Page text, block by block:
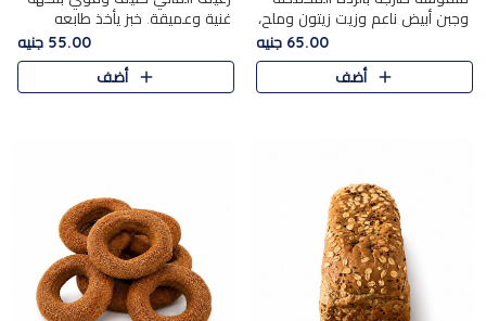
وجبن أبيض ناعم وزيت زيتون وملح،
مباشرة من الفرن.الرده مع نعومة
الجبن فوق عجينة طازجة.
65.00 جنيه
أضف
غنية وعميقة. خبز يأخذ طابعه
55.00 جنيه
أضف